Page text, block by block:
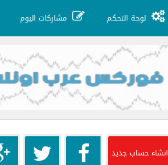
لوحة التحكم مشاركات اليوم
انشاء حساب جديد